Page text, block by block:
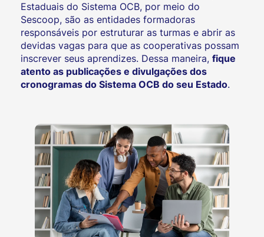
Estaduais do Sistema OCB, por meio do
Sescoop, são as entidades formadoras
responsáveis por estruturar as turmas e abrir as
devidas vagas para que as cooperativas possam
inscrever seus aprendizes. Dessa maneira, fique
atento as publicações e divulgações dos
cronogramas do Sistema OCB do seu Estado.